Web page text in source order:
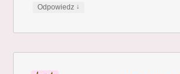
Odpowiedz ↓